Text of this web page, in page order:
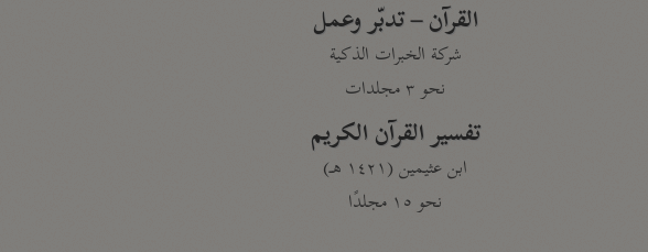
القرآن – تدبّر وعمل
شركة الخبرات الذكية
نحو ٣ مجلدات
تفسير القرآن الكريم
ابن عثيمين (١٤٢١ هـ)
نحو ١٥ مجلدًا